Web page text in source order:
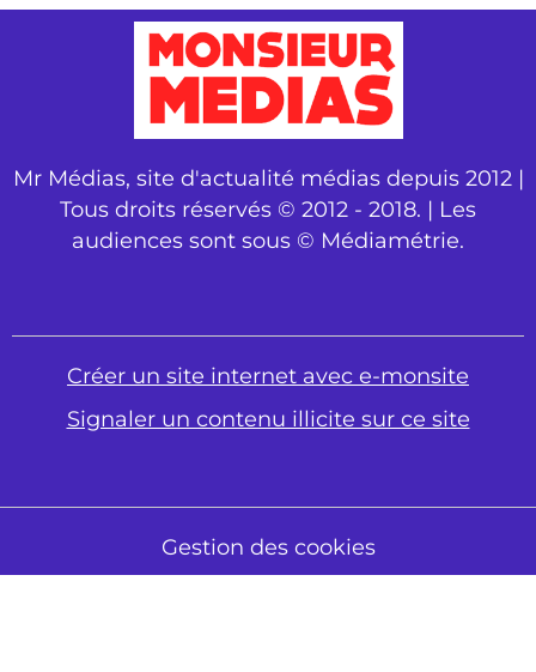
Mr Médias, site d'actualité médias depuis 2012 |
Tous droits réservés © 2012 - 2018. | Les
audiences sont sous © Médiamétrie.
Créer un site internet avec e-monsite
Signaler un contenu illicite sur ce site
Gestion des cookies